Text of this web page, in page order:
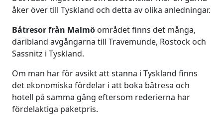
åker över till Tyskland och detta av olika anledningar.
Båtresor från Malmö området finns det många,
däribland avgångarna till Travemunde, Rostock och
Sassnitz i Tyskland.
Om man har för avsikt att stanna i Tyskland finns
det ekonomiska fördelar i att boka båtresa och
hotell på samma gång eftersom rederierna har
fördelaktiga paketpris.